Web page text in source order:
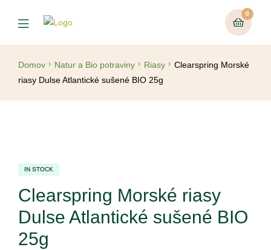
0
Domov Natur a Bio potraviny Riasy
Clearspring Morské
riasy Dulse Atlantické sušené BIO 25g
IN STOCK
Clearspring Morské riasy
Dulse Atlantické sušené BIO
25g